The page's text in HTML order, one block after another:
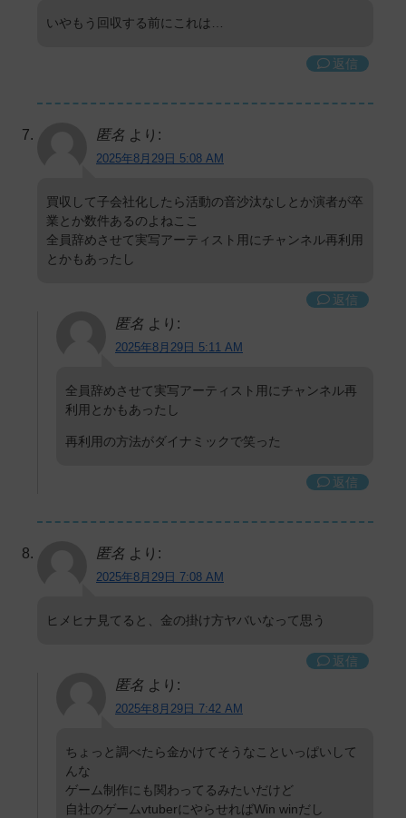
いやもう回収する前にこれは…
返信
匿名 より:
2025年8月29日 5:08 AM
買収して子会社化したら活動の音沙汰なしとか演者が卒
業とか数件あるのよねここ
全員辞めさせて実写アーティスト用にチャンネル再利用
とかもあったし
返信
匿名 より:
2025年8月29日 5:11 AM
全員辞めさせて実写アーティスト用にチャンネル再
利用とかもあったし
再利用の方法がダイナミックで笑った
返信
匿名 より:
2025年8月29日 7:08 AM
ヒメヒナ見てると、金の掛け方ヤバいなって思う
返信
匿名 より:
2025年8月29日 7:42 AM
ちょっと調べたら金かけてそうなこといっぱいして
んな
ゲーム制作にも関わってるみたいだけど
自社のゲームvtuberにやらせればWin winだし